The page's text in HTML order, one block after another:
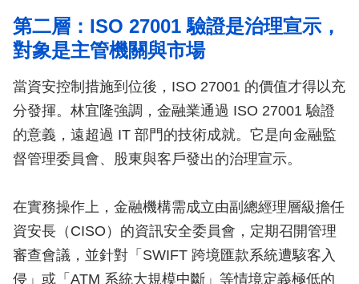
第二層：ISO 27001 驗證是治理宣示，
對象是主管機關與市場
當資安控制措施到位後，ISO 27001 的價值才得以充
分發揮。林宜隆強調，金融業通過 ISO 27001 驗證
的意義，遠超過 IT 部門的技術成就。它是向金融監
督管理委員會、股東與客戶發出的治理宣示。
在實務操作上，金融機構需成立由副總經理層級擔任
資安長（CISO）的資訊安全委員會，定期召開管理
審查會議，並針對「SWIFT 跨境匯款系統遭駭客入
侵」或「ATM 系統大規模中斷」等情境定義極低的